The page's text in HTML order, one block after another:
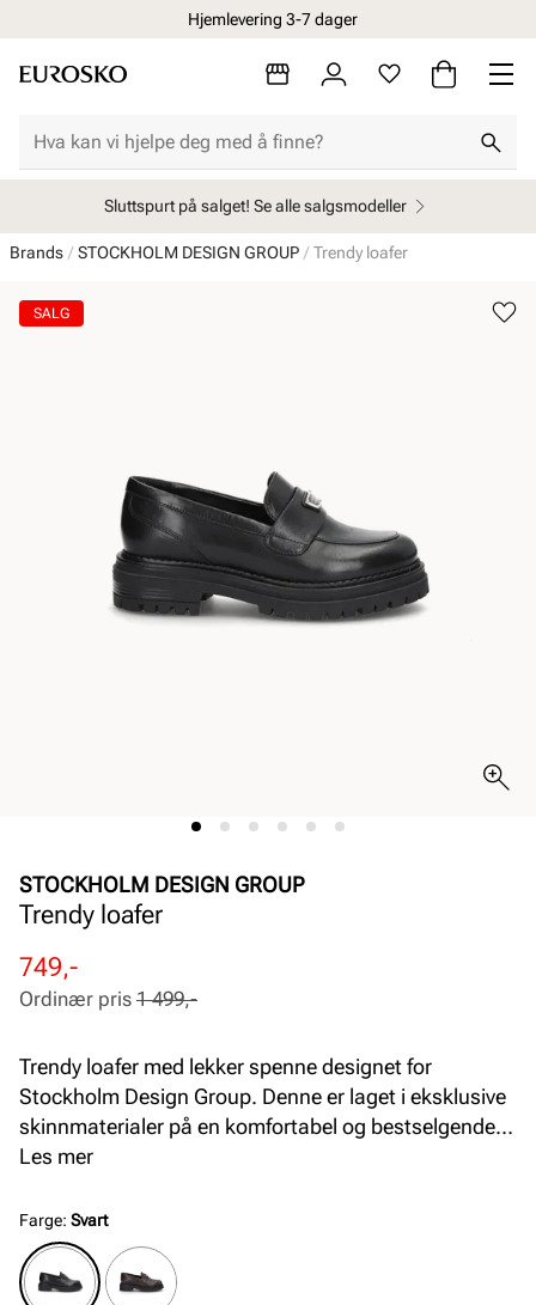
Hjemlevering 3-7 dager
Sluttspurt på salget! Se alle salgsmodeller
Brands STOCKHOLM DESIGN GROUP Trendy loafer
SALG
STOCKHOLM DESIGN GROUP
Trendy loafer
Rabattert
pris
749,-
Ordinær
pris
Ordinær pris 1 499,-
Trendy loafer med lekker spenne designet for
Stockholm Design Group. Denne er laget i eksklusive
skinnmaterialer på en komfortabel og bestselgende
såle med padding i hælkappen. Med sine tidstiktige
antrekk og anledninger. Finnes i sort og brunt skinn.
Les mer
Farge: Svart